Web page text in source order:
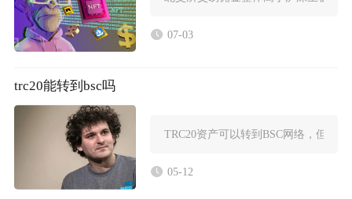
07-03
trc20能转到bsc吗
TRC20资产可以转到BSC网络，但无
05-12